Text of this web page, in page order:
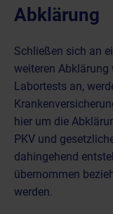
Abklärung
Schließen sich an
weiteren Abklärung
Labortests an,
hier um die
PKV und
dahingehend
übernommen
werden.